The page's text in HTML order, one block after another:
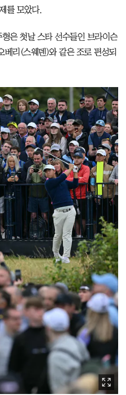
를 모았다.
은 첫날 스타 선수들인 브라이슨
리(스웨덴)와 같은 조로 편성되